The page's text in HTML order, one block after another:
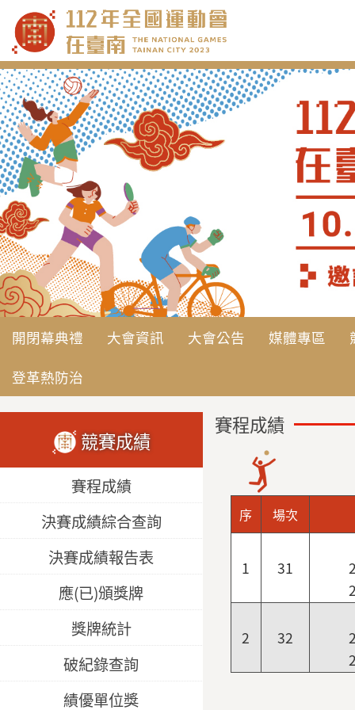
要
內
容
開閉幕典禮 大會資訊 大會公告 媒體專區
登革熱防治
競賽成績
賽程成績
決賽成績綜合查詢
決賽成績報告表
應(已)頒獎牌
獎牌統計
破紀錄查詢
績優單位獎
賽程成績
序 場次
1 31
2 32